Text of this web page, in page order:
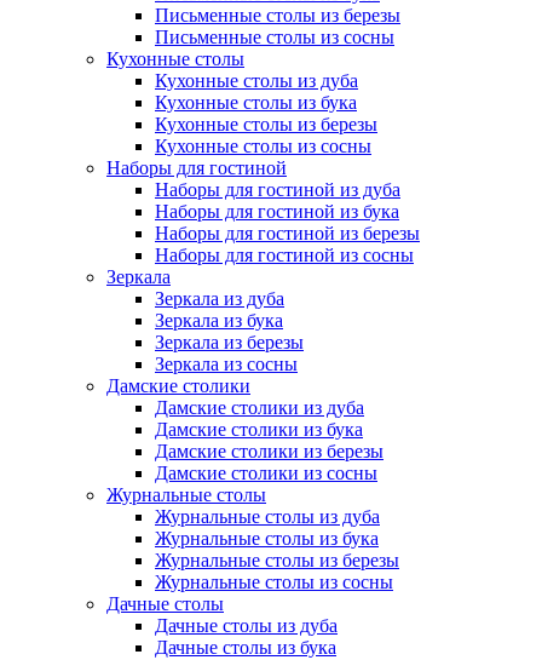
Письменные столы из березы
Письменные столы из сосны
Кухонные столы
Кухонные столы из дуба
Кухонные столы из бука
Кухонные столы из березы
Кухонные столы из сосны
Наборы для гостиной
Наборы для гостиной из дуба
Наборы для гостиной из бука
Наборы для гостиной из березы
Наборы для гостиной из сосны
Зеркала
Зеркала из дуба
Зеркала из бука
Зеркала из березы
Зеркала из сосны
Дамские столики
Дамские столики из дуба
Дамские столики из бука
Дамские столики из березы
Дамские столики из сосны
Журнальные столы
Журнальные столы из дуба
Журнальные столы из бука
Журнальные столы из березы
Журнальные столы из сосны
Дачные столы
Дачные столы из дуба
Дачные столы из бука